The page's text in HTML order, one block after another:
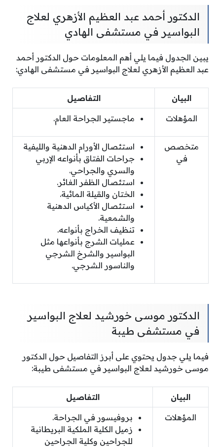
الدكتور أحمد عبد العظيم الأزهري لعلاج
البواسير في مستشفى الهادي
يبين الجدول فيما يلي أهم المعلومات حول الدكتور أحمد
عبد العظيم الأزهري لعلاج البواسير في مستشفى الهادي:
البيان التفاصيل
المؤهلات ماجستير الجراحة العام.
متخصص
في
استئصال الأورام الدهنية والليفية
جراحات الفتاق بأنواعه الإربي
والسري والجراحي.
استئصال الظفر الغائر.
الختان والقيلة المائية.
استئصال الأكياس الدهنية
والشمعية.
تنظيف الخراج بأنواعه.
عمليات الشرج بأنواعها مثل
البواسير والشرخ الشرجي
والناسور الشرجي.
الدكتور موسى خورشيد لعلاج البواسير
في مستشفى طيبة
فيما يلي جدول يحتوي على أبرز التفاصيل حول الدكتور
موسى خورشيد لعلاج البواسير في مستشفى طيبة:
البيان التفاصيل
المؤهلات
بروفيسور في الجراحة.
زميل الكلية الملكية البريطانية
للجراحين وكلية الجراحين